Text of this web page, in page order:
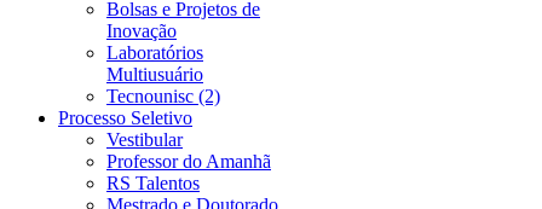
Bolsas e Projetos de
Inovação
Laboratórios
Multiusuário
Tecnounisc (2)
Processo Seletivo
Vestibular
Professor do Amanhã
RS Talentos
Mestrado e Doutorado